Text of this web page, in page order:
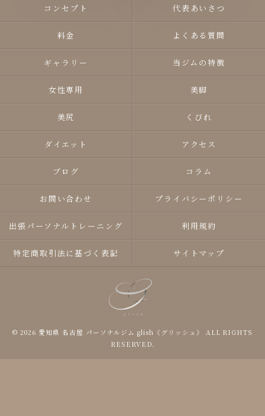
コンセプト 代表あいさつ
料金 よくある質問
ギャラリー 当ジムの特徴
女性専用 美脚
美尻 くびれ
ダイエット アクセス
ブログ コラム
お問い合わせ プライバシーポリシー
出張パーソナルトレーニング 利用規約
特定商取引法に基づく表記 サイトマップ
© 2026 愛知県 名古屋 パーソナルジム glish《グリッシュ》 ALL RIGHTS
RESERVED.